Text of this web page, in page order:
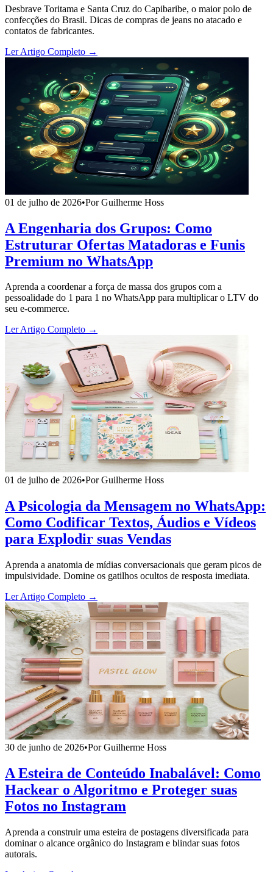
Desbrave Toritama e Santa Cruz do Capibaribe, o maior polo de
confecções do Brasil. Dicas de compras de jeans no atacado e
contatos de fabricantes.
Ler Artigo Completo →
01 de julho de 2026•Por Guilherme Hoss
A Engenharia dos Grupos: Como
Estruturar Ofertas Matadoras e Funis
Premium no WhatsApp
Aprenda a coordenar a força de massa dos grupos com a
pessoalidade do 1 para 1 no WhatsApp para multiplicar o LTV do
seu e-commerce.
Ler Artigo Completo →
01 de julho de 2026•Por Guilherme Hoss
A Psicologia da Mensagem no WhatsApp:
Como Codificar Textos, Áudios e Vídeos
para Explodir suas Vendas
Aprenda a anatomia de mídias conversacionais que geram picos de
impulsividade. Domine os gatilhos ocultos de resposta imediata.
Ler Artigo Completo →
30 de junho de 2026•Por Guilherme Hoss
A Esteira de Conteúdo Inabalável: Como
Hackear o Algoritmo e Proteger suas
Fotos no Instagram
Aprenda a construir uma esteira de postagens diversificada para
dominar o alcance orgânico do Instagram e blindar suas fotos
autorais.